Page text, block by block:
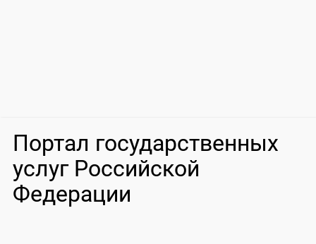
Портал государственных
услуг Российской
Федерации